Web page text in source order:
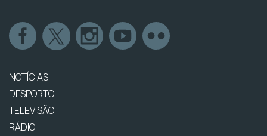
NOTÍCIAS
DESPORTO
TELEVISÃO
RÁDIO